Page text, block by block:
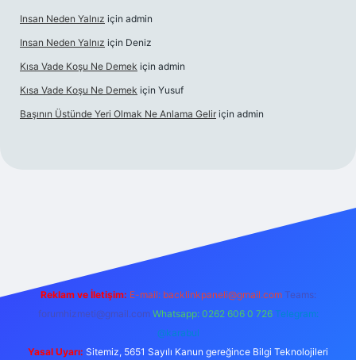
Insan Neden Yalnız için admin
Insan Neden Yalnız için Deniz
Kısa Vade Koşu Ne Demek için admin
Kısa Vade Koşu Ne Demek için Yusuf
Başının Üstünde Yeri Olmak Ne Anlama Gelir için admin
Reklam ve İletişim: E-mail: backlinkpaneli@gmail.com Teams:
forumhizmeti@gmail.com Whatsapp: 0262 606 0 726 Telegram:
@karabul
Yasal Uyarı: Sitemiz, 5651 Sayılı Kanun gereğince Bilgi Teknolojileri